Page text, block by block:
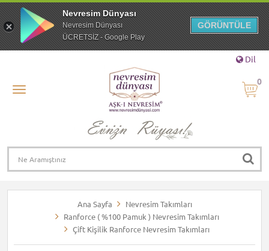
Dil
0
Ana Sayfa
Nevresim Takımları
Ranforce ( %100 Pamuk ) Nevresim Takımları
Çift Kişilik Ranforce Nevresim Takımları
Nevresim Dünyası
Nevresim Dünyası
ÜCRETSİZ - Google Play
GÖRÜNTÜLE